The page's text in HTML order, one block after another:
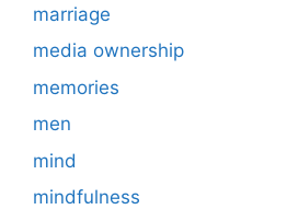
marriage
media ownership
memories
men
mind
mindfulness